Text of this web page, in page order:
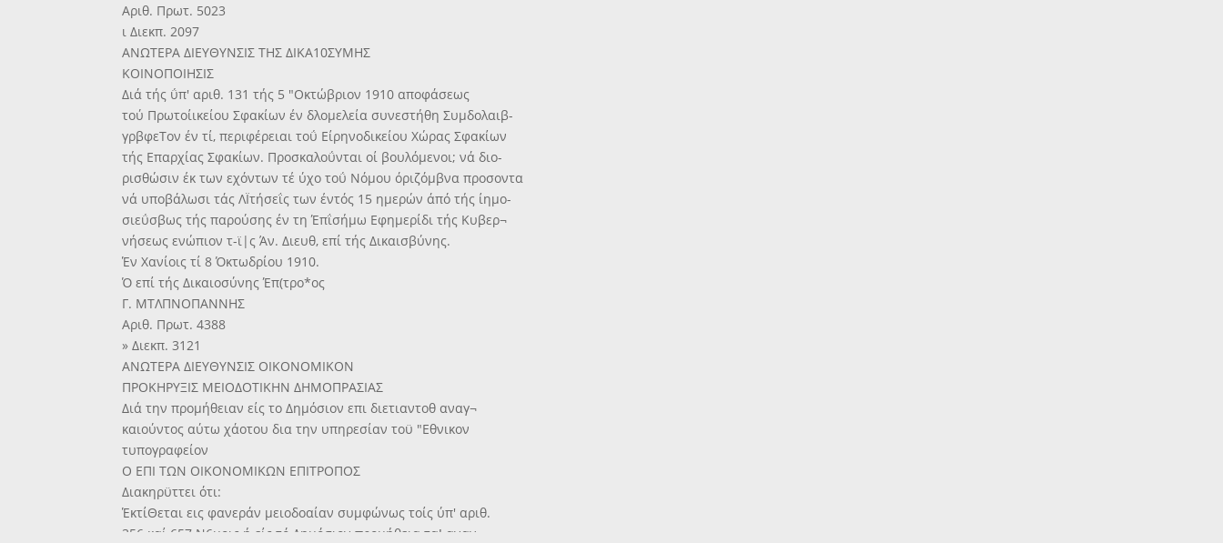
Αριθ. Πρωτ. 5023
ι Διεκπ. 2097
ΑΝΩΤΕΡΑ ΔΙΕΥΘΥΝΣΙΣ ΤΗΣ ΔΙΚΑ10ΣΥΜΗΣ
ΚΟΙΝΟΠΟΙΗΣΙΣ
Διά τής ΰπ' αριθ. 131 τής 5 "Οκτώβριον 1910 αποφάσεως
τού Πρωτοίικείου Σφακίων έν δλομελεία συνεστήθη Συμδολαιβ-
γρβφεΤον έν τί, περιφέρειαι τοΰ Είρηνοδικείου Χώρας Σφακίων
τής Επαρχίας Σφακίων. Προσκαλοΰνται οί βουλόμενοι; νά διο-
ρισθώσιν έκ των εχόντων τέ ύχο τοΰ Νόμου όριζόμβνα προσοντα
νά υποβάλωσι τάς ΛΪτήσεΐς των έντός 15 ημερών άπό τής ίημο-
σιεΰσβως τής παρούσης έν τη Έπΐσήμω Εφημερίδι τής Κυβερ¬
νήσεως ενώπιον τ-ϊ|ς Άν. Διευθ, επί τής Δικαισβύνης.
Έν Χανίοις τί 8 Όκτωδρίου 1910.
Ό επί τής Δικαιοσύνης Έπ(τρο*ος
Γ. ΜΤΛΠΝΟΠΑΝΝΗΣ
Αριθ. Πρωτ. 4388
» Διεκπ. 3121
ΑΝΩΤΕΡΑ ΔΙΕΥΘΥΝΣΙΣ ΟΙΚΟΝΟΜΙΚΟΝ
ΠΡΟΚΗΡΥΞΙΣ ΜΕΙΟΔΟΤΙΚΗΝ ΔΗΜΟΠΡΑΣΙΑΣ
Διά την προμήθειαν είς το Δημόσιον επι διετιαντοθ αναγ¬
καιούντος αύτω χάοτου δια την υπηρεσίαν τοϋ "Εθνικον
τυπογραφείον
Ο ΕΠΙ ΤΩΝ ΟΙΚΟΝΟΜΙΚΩΝ ΕΠΙΤΡΟΠΟΣ
Διακηρϋττει ότι:
ΈκτίΘεται εις φανεράν μειοδοαίαν συμφώνως τοίς ύπ' αριθ.
356 καί 657 Ν6μοις ή είς τό Δημόσιον προμήθεια τα! αναγ¬